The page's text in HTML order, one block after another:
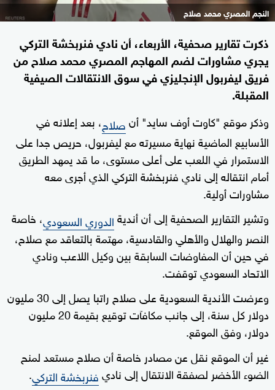
النجم المصري محمد صلاح
ذكرت تقارير صحفية، الأربعاء، أن نادي فنربخشة التركي
يجري مشاورات لضم المهاجم المصري محمد صلاح من
فريق ليفربول الإنجليزي في سوق الانتقالات الصيفية
المقبلة.
وذكر موقع "كاوت أوف سايد" أنصلاح، بعد إعلانه في
الأسابيع الماضية نهاية مسيرته مع ليفربول، حريص جدا على
الاستمرار في اللعب على أعلى مستوى، ما قد يمهد الطريق
أمام انتقاله إلى نادي فنربخشة التركي الذي أجرى معه
مشاورات أولية.
وتشير التقارير الصحفية إلى أن أنديةالدوري السعودي، خاصة
النصر والهلال والأهلي والقادسية، مهتمة بالتعاقد مع صلاح،
في حين أن المفاوضات السابقة بين وكيل اللاعب ونادي
الاتحاد السعودي توقفت.
وعرضت الأندية السعودية على صلاح راتبا يصل إلى 30 مليون
دولار كل سنة، إلى جانب مكافآت توقيع بقيمة 20 مليون
دولار، وفق الموقع.
غير أن الموقع نقل عن مصادر خاصة أن صلاح مستعد لمنح
الضوء الأخضر لصفقة الانتقال إلى ناديفنربخشة التركي.